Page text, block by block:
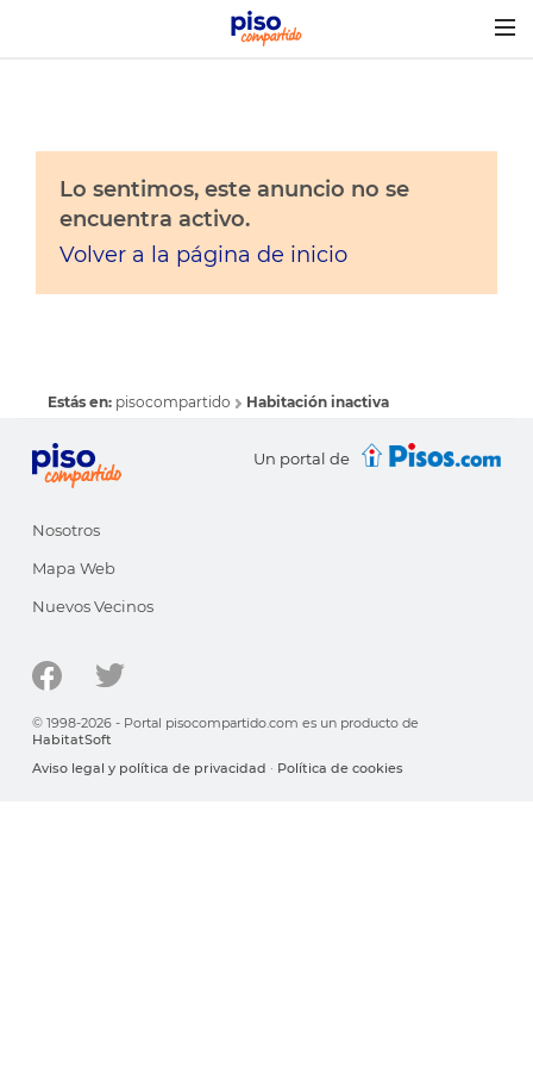
Lo sentimos, este anuncio no se
encuentra activo.
Volver a la página de inicio
Estás en: pisocompartido Habitación inactiva
Un portal de
Nosotros
Mapa Web
Nuevos Vecinos
© 1998-2026 - Portal pisocompartido.com es un producto de
HabitatSoft
Aviso legal y política de privacidad · Política de cookies